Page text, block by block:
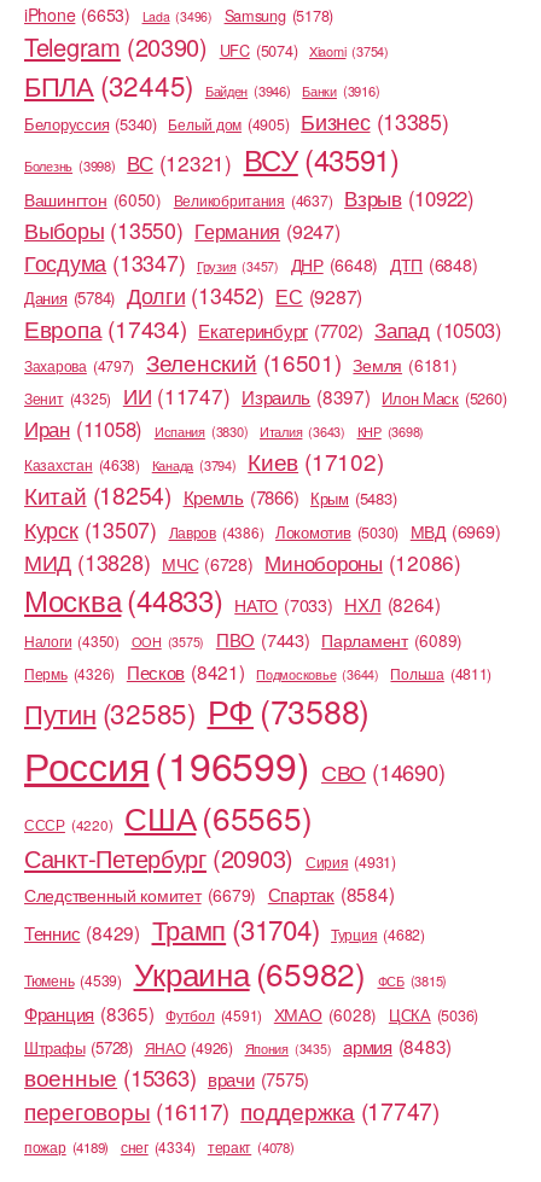
iPhone (6653) Lada (3496) Samsung (5178)
Telegram (20390) UFC (5074) Xiaomi (3754)
БПЛА (32445) Байден (3946) Банки (3916)
Белоруссия (5340) Белый дом (4905) Бизнес (13385)
Болезнь (3998) ВС (12321) ВСУ(43591)
Вашингтон (6050) Великобритания (4637) Взрыв (10922)
Выборы (13550) Германия (9247)
Госдума (13347) Грузия (3457) ДНР (6648) ДТП (6848)
Дания (5784) Долги (13452) ЕС (9287)
Европа (17434) Екатеринбург (7702) Запад (10503)
Захарова (4797) Зеленский (16501) Земля (6181)
Зенит (4325) ИИ (11747) Израиль (8397) Илон Маск (5260)
Иран (11058) Испания (3830) Италия (3643) КНР (3698)
Казахстан (4638) Канада (3794) Киев (17102)
Китай (18254) Кремль (7866) Крым (5483)
Курск (13507) Лавров (4386) Локомотив (5030) МВД (6969)
МИД (13828) МЧС (6728) Минобороны (12086)
Москва(44833) НАТО (7033) НХЛ (8264)
Налоги (4350) ООН (3575) ПВО (7443) Парламент (6089)
Пермь (4326) Песков (8421) Подмосковье (3644) Польша (4811)
Путин (32585) РФ (73588)
Россия(196599) СВО (14690)
СССР (4220) США(65565)
Санкт-Петербург (20903) Сирия (4931)
Следственный комитет (6679) Спартак (8584)
Теннис (8429) Трамп (31704) Турция (4682)
Тюмень (4539) Украина(65982) ФСБ (3815)
Франция (8365) Футбол (4591) ХМАО (6028) ЦСКА (5036)
Штрафы (5728) ЯНАО (4926) Япония (3435) армия (8483)
военные (15363) врачи (7575)
переговоры (16117) поддержка (17747)
пожар (4189) снег (4334) теракт (4078)